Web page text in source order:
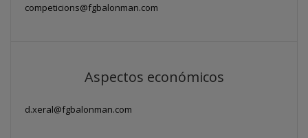
competicions@fgbalonman.com
Aspectos económicos
d.xeral@fgbalonman.com